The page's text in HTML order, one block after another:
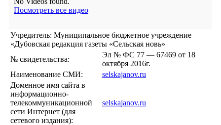
Посмотреть все видео
Учредитель: Муниципальное бюджетное учреждение
«Дубовская редакция газеты «Сельская новь»
№ свидетельства:
Эл № ФС 77 — 67469 от 18
октября 2016г.
Наименование СМИ:
selskajanov.ru
Доменное имя сайта в
информационно-
телекоммуникационной
сети Интернет (для
сетевого издания):
selskajanov.ru